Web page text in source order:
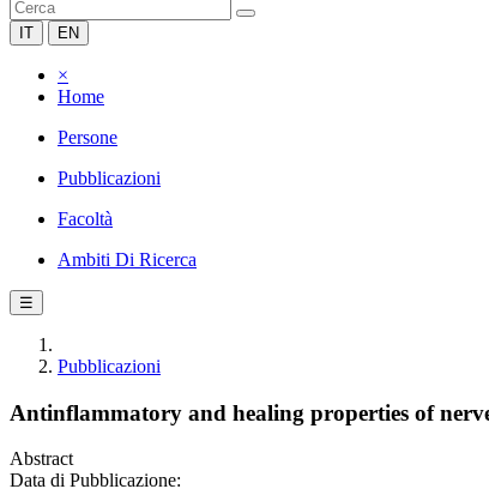
IT EN
×
Home
Persone
Pubblicazioni
Facoltà
Ambiti Di Ricerca
☰
Pubblicazioni
Antinflammatory and healing properties of
Abstract
Data di Pubblicazione: